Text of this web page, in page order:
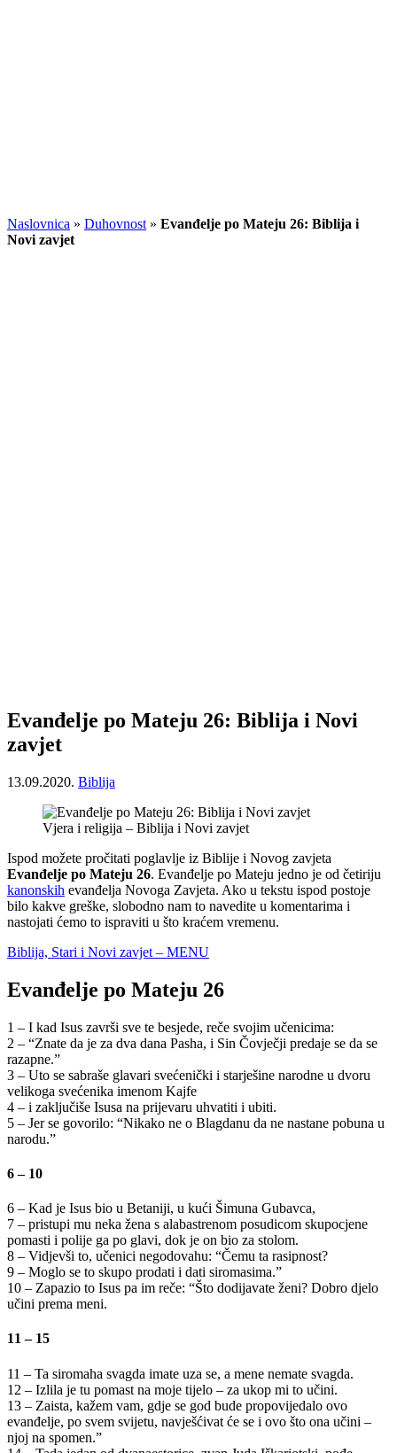
Naslovnica » Duhovnost » Evanđelje po Mateju 26: Biblija i
Novi zavjet
Evanđelje po Mateju 26: Biblija i Novi
zavjet
13.09.2020. Biblija
Vjera i religija – Biblija i Novi zavjet
Ispod možete pročitati poglavlje iz Biblije i Novog zavjeta
Evanđelje po Mateju 26. Evanđelje po Mateju jedno je od četiriju
kanonskih evanđelja Novoga Zavjeta. Ako u tekstu ispod postoje
bilo kakve greške, slobodno nam to navedite u komentarima i
nastojati ćemo to ispraviti u što kraćem vremenu.
Biblija, Stari i Novi zavjet – MENU
Evanđelje po Mateju 26
1 – I kad Isus završi sve te besjede, reče svojim učenicima:
2 – “Znate da je za dva dana Pasha, i Sin Čovječji predaje se da se
razapne.”
3 – Uto se sabraše glavari svećenički i starješine narodne u dvoru
velikoga svećenika imenom Kajfe
4 – i zaključiše Isusa na prijevaru uhvatiti i ubiti.
5 – Jer se govorilo: “Nikako ne o Blagdanu da ne nastane pobuna u
narodu.”
6 – 10
6 – Kad je Isus bio u Betaniji, u kući Šimuna Gubavca,
7 – pristupi mu neka žena s alabastrenom posudicom skupocjene
pomasti i polije ga po glavi, dok je on bio za stolom.
8 – Vidjevši to, učenici negodovahu: “Čemu ta rasipnost?
9 – Moglo se to skupo prodati i dati siromasima.”
10 – Zapazio to Isus pa im reče: “Što dodijavate ženi? Dobro djelo
učini prema meni.
11 – 15
11 – Ta siromaha svagda imate uza se, a mene nemate svagda.
12 – Izlila je tu pomast na moje tijelo – za ukop mi to učini.
13 – Zaista, kažem vam, gdje se god bude propovijedalo ovo
evanđelje, po svem svijetu, navješćivat će se i ovo što ona učini –
njoj na spomen.”